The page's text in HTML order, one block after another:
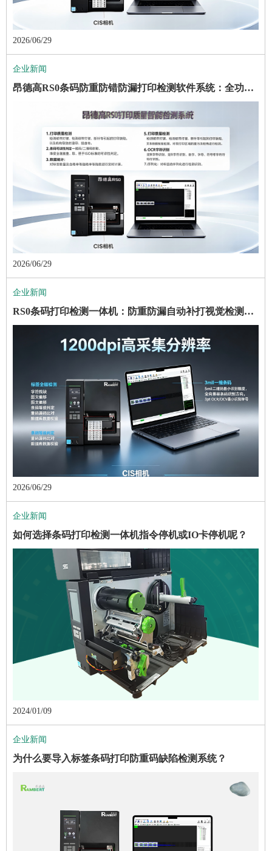
2026/06/29
企业新闻
昂德高RS0条码防重防错防漏打印检测软件系统：全功能赋能标签精准质检
2026/06/29
企业新闻
RS0条码打印检测一体机：防重防漏自动补打视觉检测整套方案
2026/06/29
企业新闻
如何选择条码打印检测一体机指令停机或IO卡停机呢？
2024/01/09
企业新闻
为什么要导入标签条码打印防重码缺陷检测系统？